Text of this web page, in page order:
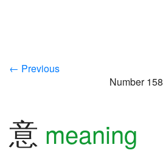
← Previous
Number 158
意 meaning